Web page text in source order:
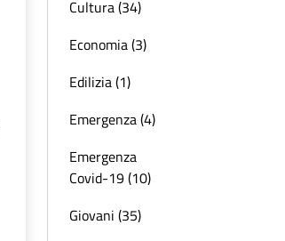
Cultura (34)
Economia (3)
Edilizia (1)
Emergenza (4)
Emergenza
Covid-19 (10)
Giovani (35)